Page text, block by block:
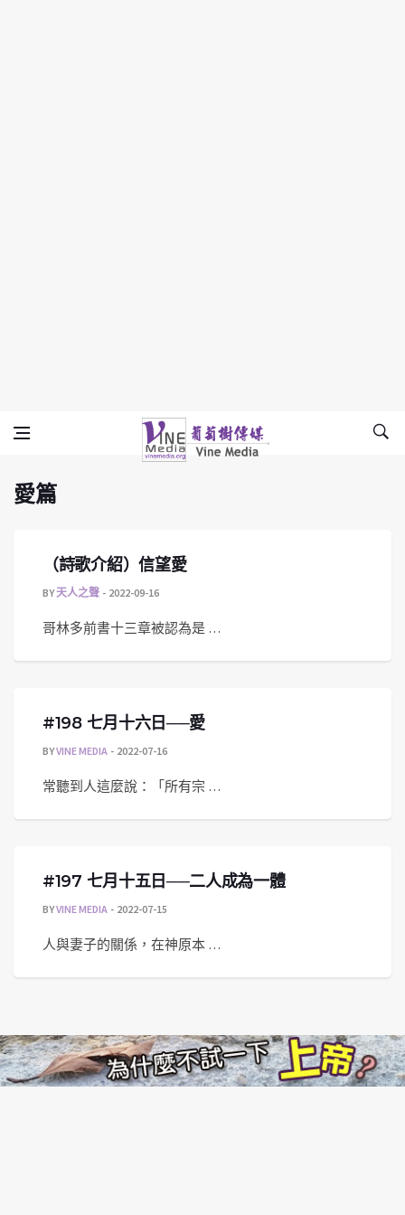
愛篇
Vine Media
葡萄樹傳媒
愛篇
（詩歌介紹）信望愛
BY天人之聲 2022-09-16
哥林多前書十三章被認為是 …
#198 七月十六日──愛
BYVINE MEDIA 2022-07-16
常聽到人這麼說：「所有宗 …
#197 七月十五日──二人成為一體
BYVINE MEDIA 2022-07-15
人與妻子的關係，在神原本 …